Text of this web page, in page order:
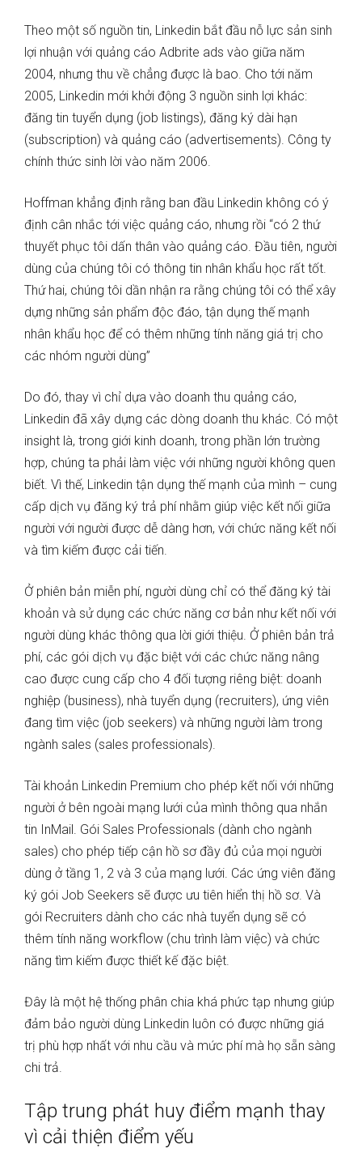
Theo một số nguồn tin, Linkedin bắt đầu nỗ lực sản sinh
lợi nhuận với quảng cáo Adbrite ads vào giữa năm
2004, nhưng thu về chẳng được là bao. Cho tới năm
2005, Linkedin mới khởi động 3 nguồn sinh lợi khác:
đăng tin tuyển dụng (job listings), đăng ký dài hạn
(subscription) và quảng cáo (advertisements). Công ty
chính thức sinh lời vào năm 2006.
Hoffman khẳng định rằng ban đầu Linkedin không có ý
định cân nhắc tới việc quảng cáo, nhưng rồi “có 2 thứ
thuyết phục tôi dấn thân vào quảng cáo. Đầu tiên, người
dùng của chúng tôi có thông tin nhân khẩu học rất tốt.
Thứ hai, chúng tôi dần nhận ra rằng chúng tôi có thể xây
dựng những sản phẩm độc đáo, tận dụng thế mạnh
nhân khẩu học để có thêm những tính năng giá trị cho
các nhóm người dùng”
Do đó, thay vì chỉ dựa vào doanh thu quảng cáo,
Linkedin đã xây dựng các dòng doanh thu khác. Có một
insight là, trong giới kinh doanh, trong phần lớn trường
hợp, chúng ta phải làm việc với những người không quen
biết. Vì thế, Linkedin tận dụng thế mạnh của mình – cung
cấp dịch vụ đăng ký trả phí nhằm giúp việc kết nối giữa
người với người được dễ dàng hơn, với chức năng kết nối
và tìm kiếm được cải tiến.
Ở phiên bản miễn phí, người dùng chỉ có thể đăng ký tài
khoản và sử dụng các chức năng cơ bản như kết nối với
người dùng khác thông qua lời giới thiệu. Ở phiên bản trả
phí, các gói dịch vụ đặc biệt với các chức năng nâng
cao được cung cấp cho 4 đối tượng riêng biệt: doanh
nghiệp (business), nhà tuyển dụng (recruiters), ứng viên
đang tìm việc (job seekers) và những người làm trong
ngành sales (sales professionals).
Tài khoản Linkedin Premium cho phép kết nối với những
người ở bên ngoài mạng lưới của mình thông qua nhắn
tin InMail. Gói Sales Professionals (dành cho ngành
sales) cho phép tiếp cận hồ sơ đầy đủ của mọi người
dùng ở tầng 1, 2 và 3 của mạng lưới. Các ứng viên đăng
ký gói Job Seekers sẽ được ưu tiên hiển thị hồ sơ. Và
gói Recruiters dành cho các nhà tuyển dụng sẽ có
thêm tính năng workflow (chu trình làm việc) và chức
năng tìm kiếm được thiết kế đặc biệt.
Đây là một hệ thống phân chia khá phức tạp nhưng giúp
đảm bảo người dùng Linkedin luôn có được những giá
trị phù hợp nhất với nhu cầu và mức phí mà họ sẵn sàng
chi trả.
Tập trung phát huy điểm mạnh thay
vì cải thiện điểm yếu